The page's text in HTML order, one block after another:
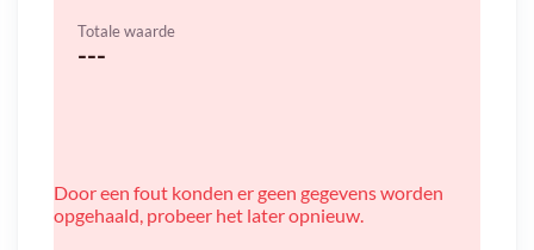
Totale waarde
---
Door een fout konden er geen gegevens worden
opgehaald, probeer het later opnieuw.